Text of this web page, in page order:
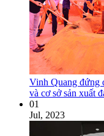
Vinh Quang đứng
và cơ sở sản xuất
01
Jul, 2023